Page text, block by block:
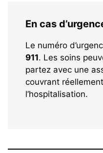
En cas
Le numéro
911. Les soins
partez avec une
couvrant
l’hospitalisation.